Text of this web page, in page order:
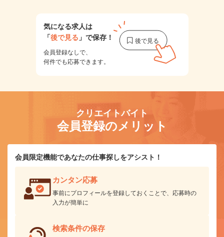
気になる求人は
「後で見る 」で保存！
会員登録なしで、
何件でも応募できます。
クリエイトバイト
会員登録のメリット
会員限定機能であなたの仕事探しをアシスト！
カンタン応募
事前にプロフィールを登録しておくことで、応募時の
入力が簡単に
検索条件の保存